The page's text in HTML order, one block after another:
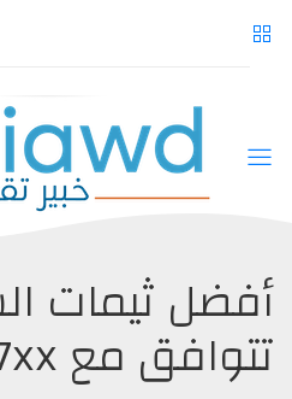
أفضل ثيمات
تتوافق مع ios7xx